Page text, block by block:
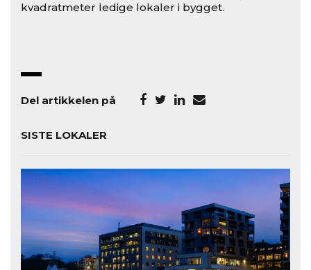
kvadratmeter ledige lokaler i bygget.
Del artikkelen på
SISTE LOKALER